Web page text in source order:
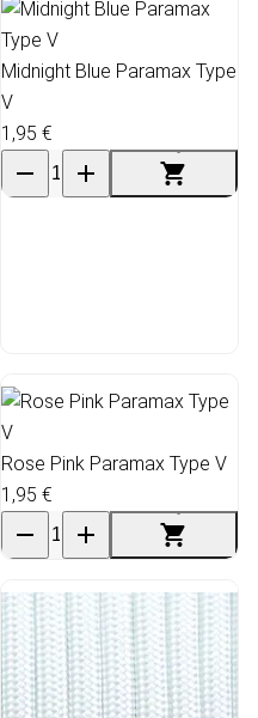
Midnight Blue Paramax Type
V
1,95 €
Rose Pink Paramax Type V
1,95 €